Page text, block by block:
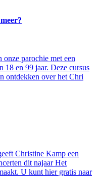
parochie met een
18 en 99 jaar. Deze cursus
ontdekken over het Chri
Christine Kamp een
dit najaar Het
U kunt hier gratis naar